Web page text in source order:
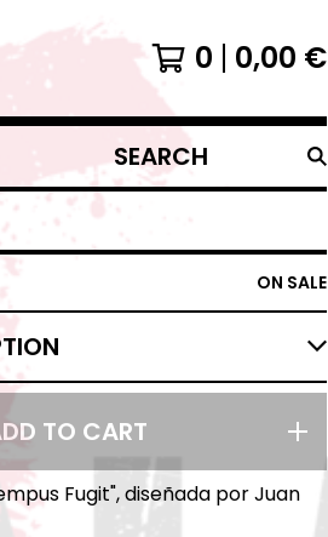
0 0,00 €
SEARCH
PRODUCTS
ON SALE
TO CART
Fugit", diseñada por Juan